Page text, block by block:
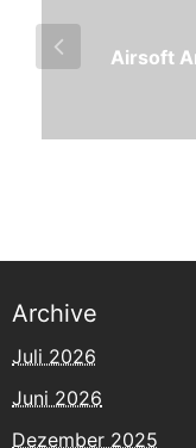
Airsoft
Archive
Juli 2026
Juni 2026
Dezember 2025